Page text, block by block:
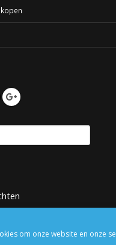
om onze website en onze